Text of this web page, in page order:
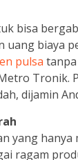
bisa
uang biaya
pulsa
Tronik.
dijamin
yang hanya
ragam